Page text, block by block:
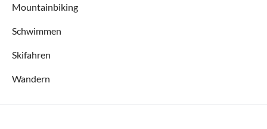
Mountainbiking
Schwimmen
Skifahren
Wandern